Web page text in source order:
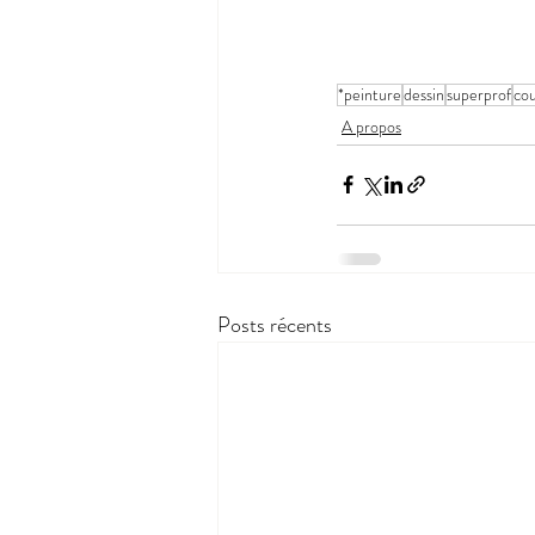
*peinturedessinsuperprof
A propos
Posts récents